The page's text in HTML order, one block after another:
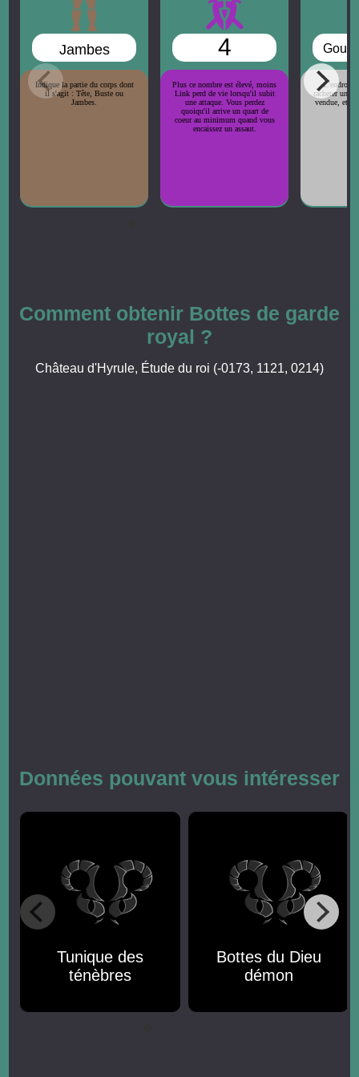
Jambes
Indique la partie du corps dont
il s'agit : Tête, Buste ou
Jambes.
4
Plus ce nombre est élevé, moins
Link perd de vie lorsqu'il subit
une attaque. Vous perdez
quoiqu'il arrive un quart de
coeur au minimum quand vous
encaissez un assaut.
L'endroit
racheter une
vendue, et
Comment obtenir Bottes de garde
royal ?
Château d'Hyrule, Étude du roi (-0173, 1121, 0214)
Données pouvant vous intéresser
Tunique des
ténèbres
Bottes du Dieu
démon